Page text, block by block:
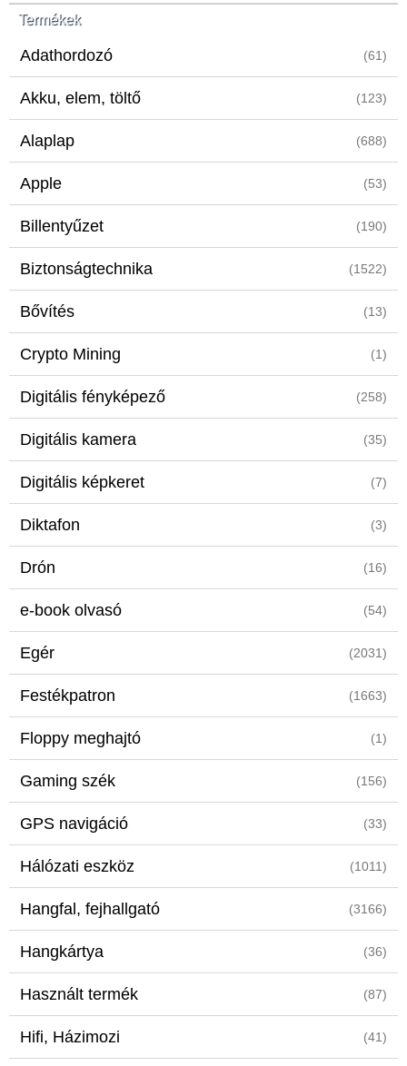
Termékek
Adathordozó (61)
Akku, elem, töltő (123)
Alaplap (688)
Apple (53)
Billentyűzet (190)
Biztonságtechnika (1522)
Bővítés (13)
Crypto Mining (1)
Digitális fényképező (258)
Digitális kamera (35)
Digitális képkeret (7)
Diktafon (3)
Drón (16)
e-book olvasó (54)
Egér (2031)
Festékpatron (1663)
Floppy meghajtó (1)
Gaming szék (156)
GPS navigáció (33)
Hálózati eszköz (1011)
Hangfal, fejhallgató (3166)
Hangkártya (36)
Használt termék (87)
Hifi, Házimozi (41)